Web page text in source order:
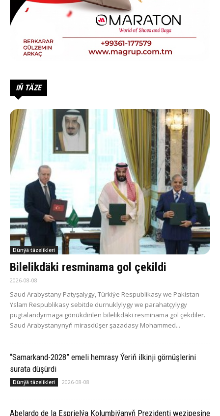
IŇ TÄZE
Dünýä täzelikleri
Bilelikdäki resminama gol çekildi
2026-08-08
Saud Arabystany Patyşalygy, Türkiýe Respublikasy we Pakistan
Yslam Respublikasy sebitde durnuklylygy we parahatçylygy
pugtalandyrmaga gönükdirilen bilelikdäki resminama gol çekdiler.
Saud Arabystanynyň mirasdüşer şazadasy Mohammed...
“Samarkand-2028” emeli hemrasy Ýeriň ilkinji görnüşlerini
surata düşürdi
Dünýä täzelikleri 2026-08-08
Abelardo de la Esprielýa Kolumbiýanyň Prezidenti wezipesine